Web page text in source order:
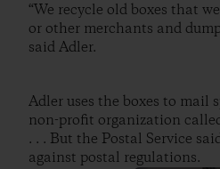
“We recycle old boxes that
or other merchants and
said Adler.
Adler uses the boxes to mail
non-profit organization
. . . But the Postal Service
against postal regulations.